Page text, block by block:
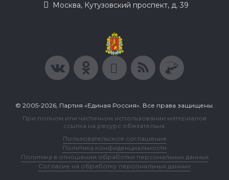
Москва, Кутузовский проспект, д. 39
© 2005-2026, Партия «Единая Россия». Все права защищены.
При полном или частичном использовании материалов
ссылка на ресурс обязательна.
Пользовательское соглашение
Политика конфиденциальности
Политика в отношении обработки персональных данных
Согласие на обработку персональных данных